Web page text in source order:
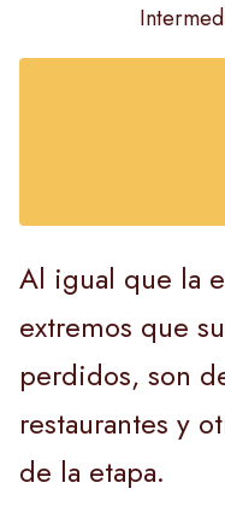
Al igual que la
extremos que
perdidos, son
restaurantes y
de la etapa.